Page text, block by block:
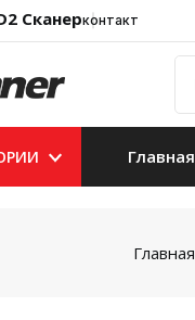
Сканерконтакт
Главная
Главная